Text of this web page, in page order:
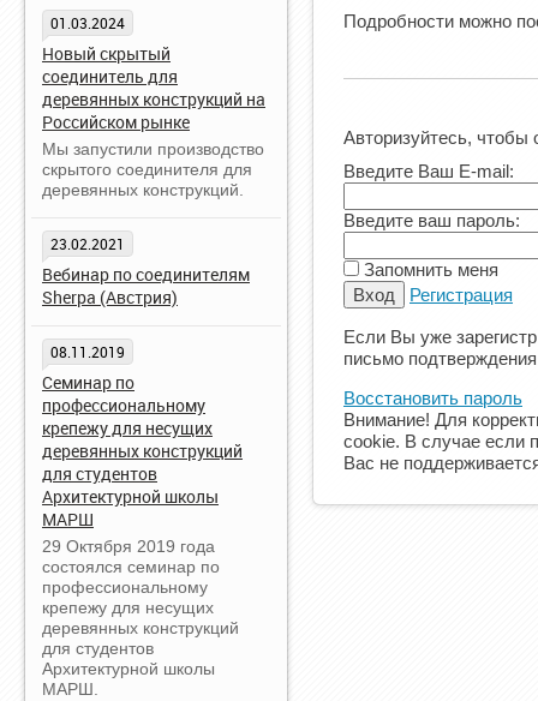
01.03.2024
Новый скрытый
соединитель для
деревянных конструкций на
Российском рынке
Мы запустили производство
скрытого соединителя для
деревянных конструкций.
23.02.2021
Вебинар по соединителям
Sherpa (Австрия)
08.11.2019
Семинар по
профессиональному
крепежу для несущих
деревянных конструкций
для студентов
Архитектурной школы
МАРШ
29 Октября 2019 года
состоялся семинар по
профессиональному
крепежу для несущих
деревянных конструкций
для студентов
Архитектурной школы
МАРШ.
Подробности можно
Авторизуйтесь, чтобы
Введите Ваш E-mail:
Введите ваш пароль:
Запомнить меня
Регистрация
Если Вы уже
письмо
Восстановить пароль
Внимание! Для
cookie. В случае если
Вас не